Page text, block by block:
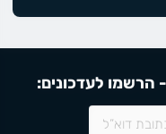
הרשמו לעדכונים: